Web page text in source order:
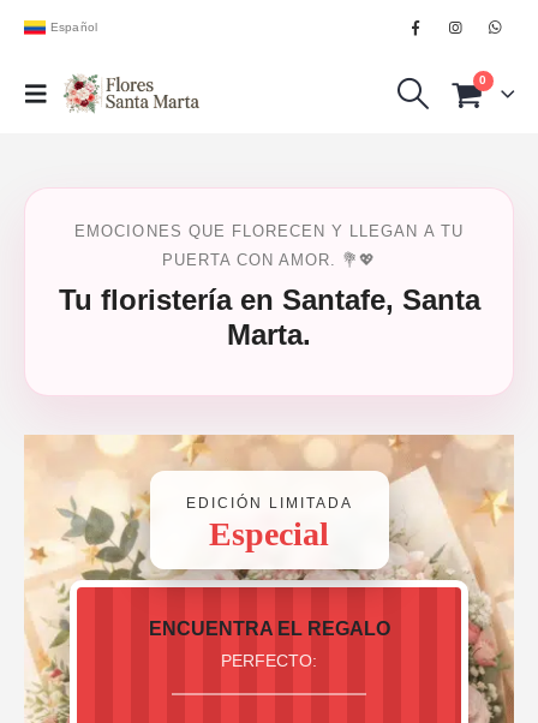
Español
0
EMOCIONES QUE FLORECEN Y LLEGAN A TU
PUERTA CON AMOR. 💐💖
Tu floristería en Santafe, Santa
Marta.
EDICIÓN LIMITADA
Especial
ENCUENTRA EL REGALO
PERFECTO: